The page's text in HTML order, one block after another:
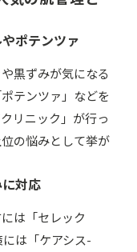
ポテンツァ
黒ずみが気になる
テンツァ」などを
リニック」が行っ
の悩みとして挙が
対応
は「セレック
は「ケアシス-